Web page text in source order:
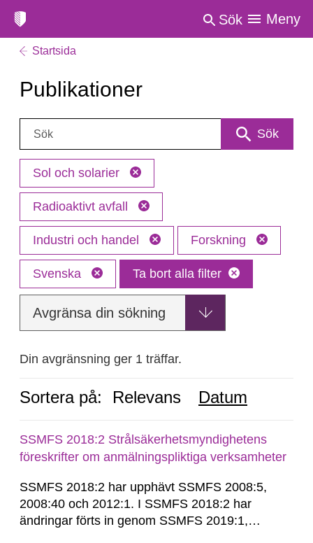
Sök Meny
Startsida
Publikationer
Sök: Sök
Sol och solarier
Radioaktivt avfall
Industri och handel Forskning
Svenska Ta bort alla filter
Avgränsa din sökning
Din avgränsning ger 1 träffar.
Sortera på: Relevans Datum
SSMFS 2018:2 Strålsäkerhetsmyndighetens
föreskrifter om anmälningspliktiga verksamheter
SSMFS 2018:2 har upphävt SSMFS 2008:5,
2008:40 och 2012:1. I SSMFS 2018:2 har
ändringar förts in genom SSMFS 2019:1,